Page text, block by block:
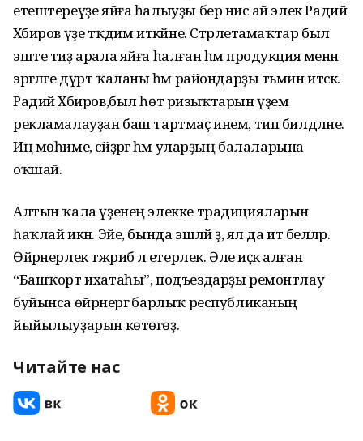
етештереүҙе яйға һалыуҙы бер нисә ай элек Радий
Хәбиров үҙе тәҡдим иткәйне. Стәрлетамаҡтар был
эште тиҙ арала яйға һалған һәм продукция менән
эргәләге дүрт ҡаланы һәм райондарҙы тәьмин итәсәк.
Радий Хәбиров,был һөт ризыҡтарын үҙем
рекламалауҙан баш тартмаҫ инем, тип билдәләне.
Иң мөһиме, әсәйҙәргә һәм уларҙың балаларына
оҡшай.
Алтын ҡала үҙенең элекке традицияларын
һаҡлай икән. Эйе, бында эшләй ҙә, ял да итә беләләр.
Өйрәнерлек тәжрибә лә етерлек. Әле иҫкә алған
“Башҡорт ихатаһы”, подъездарҙы ремонтлау
буйынса өйрәнергә барлыҡ республиканың
йыйылыуҙарын көтөгөҙ.
Читайте нас